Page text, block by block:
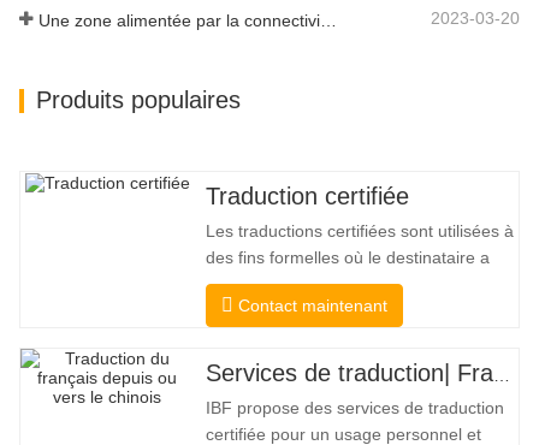
2023-03-20
Produits populaires
Traduction certifiée
Les traductions certifiées sont utilisées à
des fins formelles où le destinataire a
besoin d'une confirmation pour
confirmer l'exactitude et l'exhaustivité de
collèges, aux tribunaux et à plusieurs
gouvernements municipaux, étatiques et
fédéraux, ce type de
Contact maintenant
IBF propose des services de traduction
certifiée pour un usage personnel et